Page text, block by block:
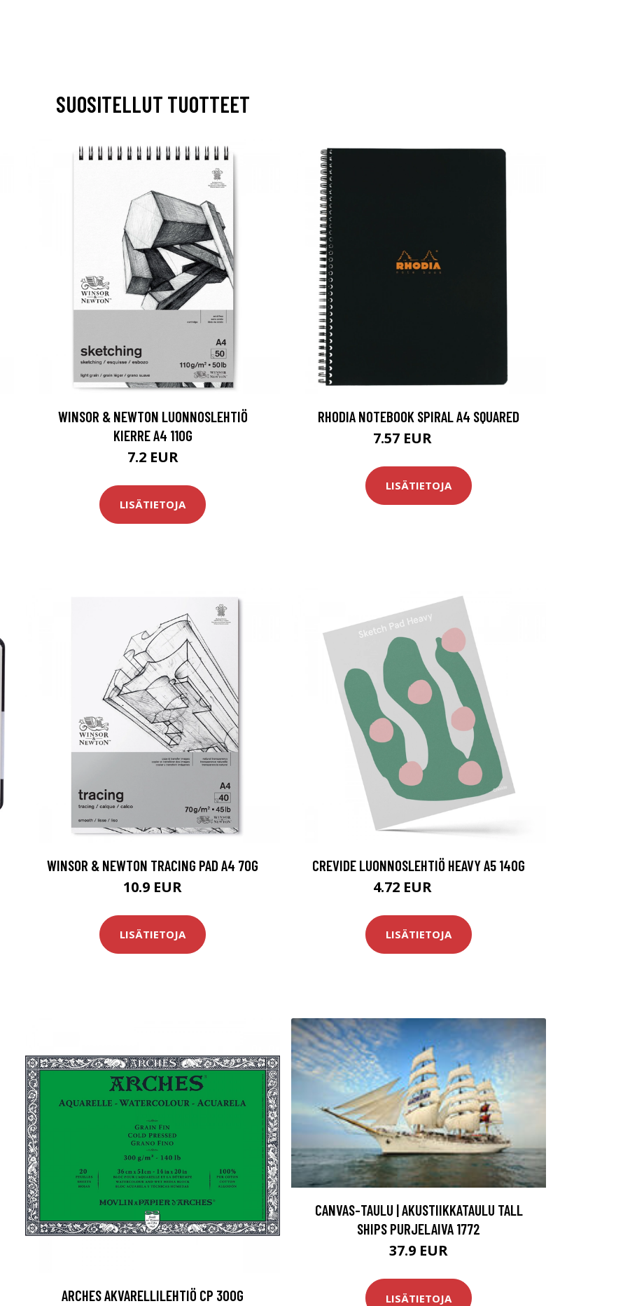
SUOSITELLUT TUOTTEET
WINSOR & NEWTON LUONNOSLEHTIÖ
KIERRE A4 110G
7.2 EUR
LISÄTIETOJA
RHODIA NOTEBOOK SPIRAL A4 SQUARED
7.57 EUR
LISÄTIETOJA
WINSOR & NEWTON TRACING PAD A4 70G
10.9 EUR
LISÄTIETOJA
CREVIDE LUONNOSLEHTIÖ HEAVY A5 140G
4.72 EUR
LISÄTIETOJA
ARCHES AKVARELLILEHTIÖ CP 300G
CANVAS-TAULU | AKUSTIIKKATAULU TALL
SHIPS PURJELAIVA 1772
37.9 EUR
LISÄTIETOJA